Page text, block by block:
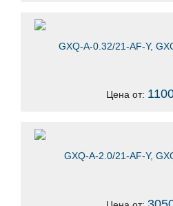
GXQ-A-0.32/21-AF-Y,
Цена от:
GXQ-A-2.0/21-AF-Y,